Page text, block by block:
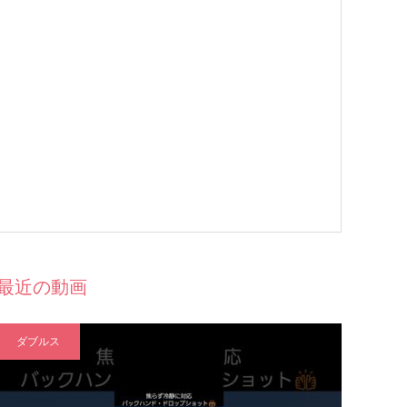
近の動画
ダブルス